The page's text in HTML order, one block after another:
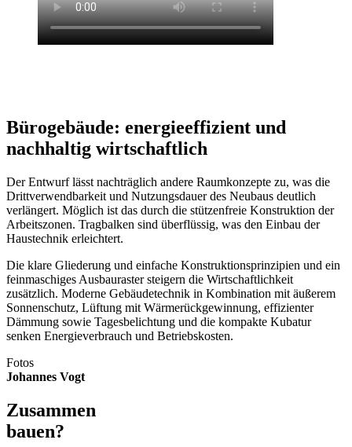
Bürogebäude: energieeffizient und
nachhaltig wirtschaftlich
Der Entwurf lässt nachträglich andere Raumkonzepte zu, was die
Drittverwendbarkeit und Nutzungsdauer des Neubaus deutlich
verlängert. Möglich ist das durch die stützenfreie Konstruktion der
Arbeitszonen. Tragbalken sind überflüssig, was den Einbau der
Haustechnik erleichtert.
Die klare Gliederung und einfache Konstruktionsprinzipien und ein
feinmaschiges Ausbauraster steigern die Wirtschaftlichkeit
zusätzlich. Moderne Gebäudetechnik in Kombination mit äußerem
Sonnenschutz, Lüftung mit Wärmerückgewinnung, effizienter
Dämmung sowie Tagesbelichtung und die kompakte Kubatur
senken Energieverbrauch und Betriebskosten.
Fotos
Johannes Vogt
Zusammen
bauen?